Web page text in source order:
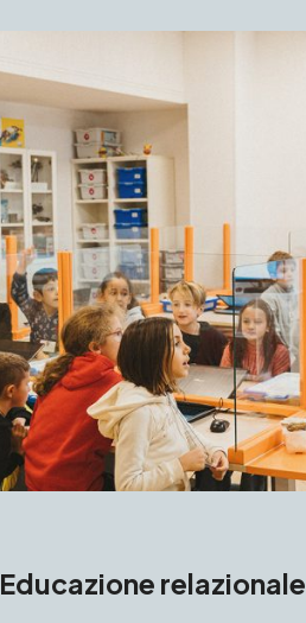
Educazione relazionale